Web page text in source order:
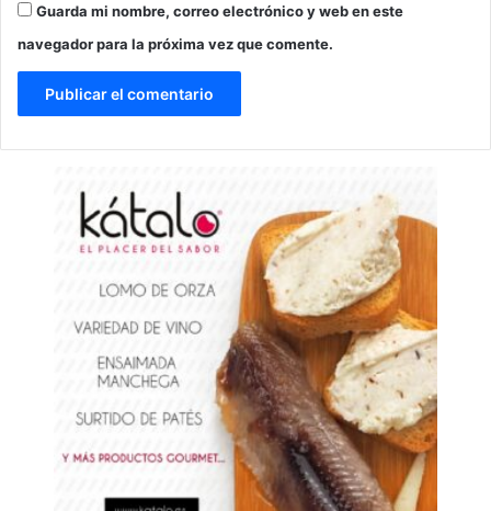
Guarda mi nombre, correo electrónico y web en este
navegador para la próxima vez que comente.